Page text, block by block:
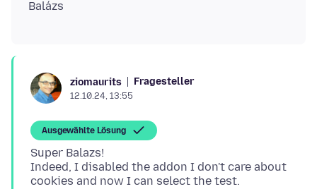
ziomaurits Fragesteller
12.10.24, 13:55
Ausgewählte Lösung
Super Balazs!
Indeed, I disabled the addon I don't care about
cookies and now I can select the test.